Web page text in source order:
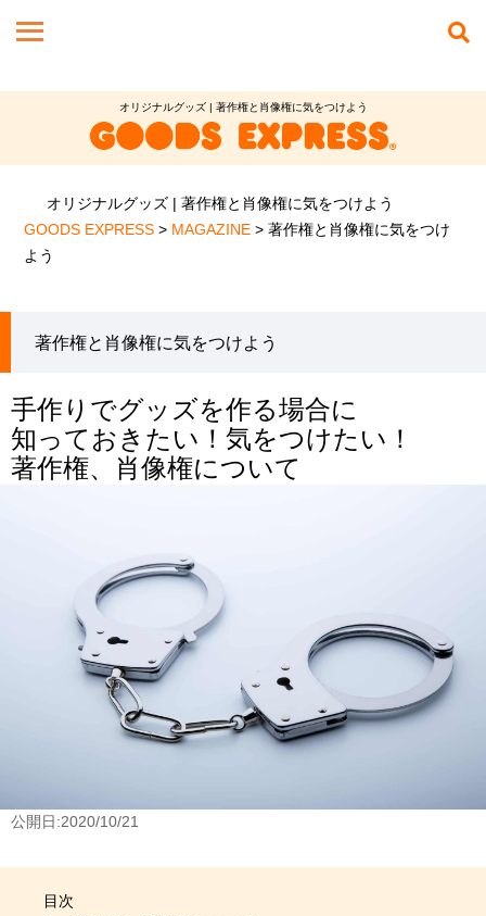
オリジナルグッズ | 著作権と肖像権に気をつけよう
オリジナルグッズ | 著作権と肖像権に気をつけよう
GOODS EXPRESS > MAGAZINE >著作権と肖像権に気をつけ
よう
著作権と肖像権に気をつけよう
手作りでグッズを作る場合に
知っておきたい！気をつけたい！
著作権、肖像権について
公開日:2020/10/21
目次